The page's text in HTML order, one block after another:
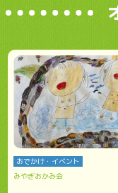
おでかけ・イベント
みやぎおかみ会